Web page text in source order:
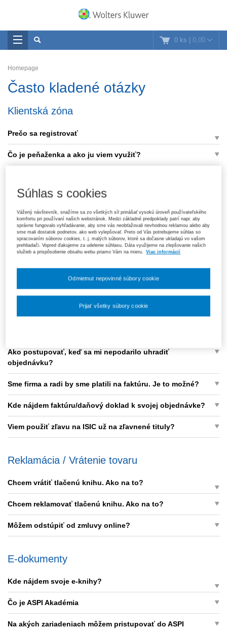
0 ks | 0,00
Homepage
Často kladené otázky
Klientská zóna
Prečo sa registrovať
Čo je peňaženka a ako ju viem využiť?
Objednávka, doručenie, reklamácia
Ak je titul u Vás vypredaný, dokážete ho ešte zohnať?
Viem si tovar osobne vyzdvihnúť?
Posielate objednávky aj do zahraničia?
Aká je dodacia doba?
Platba a fakturácia
Ako postupovať, keď sa mi nepodarilo uhradiť
objednávku?
Sme firma a radi by sme platili na faktúru. Je to možné?
Kde nájdem faktúru/daňový doklad k svojej objednávke?
Viem použiť zľavu na ISIC už na zľavnené tituly?
Reklamácia / Vrátenie tovaru
Chcem vrátiť tlačenú knihu. Ako na to?
Chcem reklamovať tlačenú knihu. Ako na to?
Môžem odstúpiť od zmluvy online?
E-dokumenty
Kde nájdem svoje e-knihy?
Čo je ASPI Akadémia
Na akých zariadeniach môžem pristupovať do ASPI
Súhlas s cookies
Vážený návštevník, snažíme sa zo všetkých síl prinášať vysokú úroveň používateľského
komfortu pri používaní našich webstránok. Medzi základné predpoklady patrí napr. aby
správne fungovalo vyhľadávanie, aby sme vás neobťažovali nevhodnou reklamou alebo aby
sme mali dostatok podnetov, ako web vylepšovať. Preto od Vás potrebujeme súhlas so
spracovaním súborov cookies, t. j. malých súborov, ktoré sa dočasne ukladajú vo vašom
prehliadači. Vopred ďakujeme za udelenie súhlasu. Dáta využijeme na zlepšovanie našich
služieb a prispôsobenie obsahu webu priamo Vám na mieru.
Viac informácií
Odmietnut nepovinné súbory cookie
Prijať všetky súbory cookie